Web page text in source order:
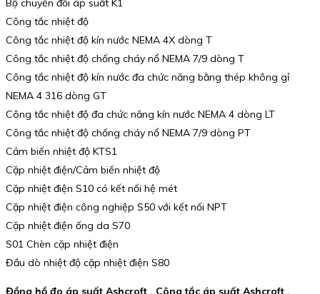
Bộ chuyển đổi áp suất K1
Công tắc nhiệt độ
Công tắc nhiệt độ kín nước NEMA 4X dòng T
Công tắc nhiệt độ chống cháy nổ NEMA 7/9 dòng T
Công tắc nhiệt độ kín nước đa chức năng bằng thép không gỉ
NEMA 4 316 dòng GT
Công tắc nhiệt độ đa chức năng kín nước NEMA 4 dòng LT
Công tắc nhiệt độ chống cháy nổ NEMA 7/9 dòng PT
Cảm biến nhiệt độ KTS1
Cặp nhiệt điện/Cảm biến nhiệt độ
Cặp nhiệt điện S10 có kết nối hệ mét
Cặp nhiệt điện công nghiệp S50 với kết nối NPT
Cặp nhiệt điện ống da S70
S01 Chèn cặp nhiệt điện
Đầu dò nhiệt độ cặp nhiệt điện S80
Đồng hồ đo áp suất Ashcroft , Công tắc áp suất Ashcroft ,